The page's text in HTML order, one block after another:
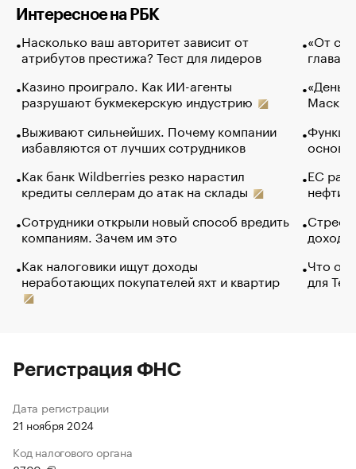
Интересное на РБК
Насколько ваш авторитет зависит от
атрибутов престижа? Тест для лидеров
Казино проиграло. Как ИИ-агенты
разрушают букмекерскую индустрию
Выживают сильнейших. Почему компании
избавляются от лучших сотрудников
Как банк Wildberries резко нарастил
кредиты селлерам до атак на склады
Сотрудники открыли новый способ вредить
компаниям. Зачем им это
Как налоговики ищут доходы
неработающих покупателей яхт и квартир
«От
глава
Маск в
основ
ЕС
нефти
Что
для
Регистрация ФНС
Дата регистрации
21 ноября 2024
Код налогового органа